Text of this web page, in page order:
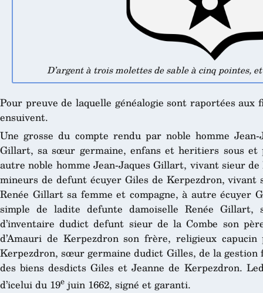
D’argent à trois molettes de sable à cinq pointes,
Pour preuve de laquelle généalogie sont raportées
ensuivent.
Une grosse du compte rendu par noble homme
Gillart, sa sœur germaine, enfans et heritiers sous et
autre noble homme Jean-Jaques Gillart, vivant sieur
mineurs de defunt écuyer Giles de Kerpezdron, vivant
Renée Gillart sa femme et compagne, à autre écuyer
simple de ladite defunte damoiselle Renée
d’inventaire dudict defunt sieur de la Combe son
d’Amauri de Kerpezdron son frère, religieux
Kerpezdron, sœur germaine dudict Gilles, de la
des biens desdicts Giles et Jeanne de Kerpezdron.
d’icelui du 19e juin 1662, signé et garanti.